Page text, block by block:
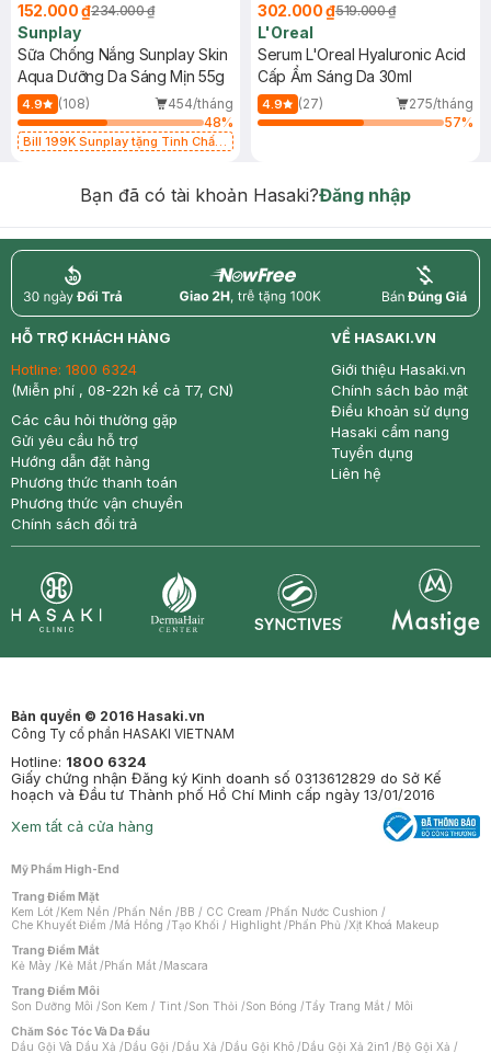
152.000 ₫234.000 ₫
Sunplay
Sữa Chống Nắng Sunplay Skin
Aqua Dưỡng Da Sáng Mịn 55g
4.9 (108)
454/tháng
48%
Bill 199K Sunplay tặng Tinh Chất
302.000 ₫519.000 ₫
L'Oreal
Serum L'Oreal Hyaluronic Acid
Cấp Ẩm Sáng Da 30ml
4.9 (27)
275/tháng
57%
Bạn đã có tài khoản Hasaki?Đăng nhập
return nowfree price
HỖ TRỢ KHÁCH HÀNG
Hotline: 1800 6324
(Miễn phí , 08-22h kể cả T7, CN)
Các câu hỏi thường gặp
Gửi yêu cầu hỗ trợ
Hướng dẫn đặt hàng
Phương thức thanh toán
Phương thức vận chuyển
Chính sách đổi trả
VỀ HASAKI.VN
Giới thiệu Hasaki.vn
Chính sách bảo mật
Điều khoản sử dụng
Hasaki cẩm nang
Tuyển dụng
Liên hệ
Bản quyền © 2016 Hasaki.vn
Công Ty cổ phần HASAKI VIETNAM
Hotline: 1800 6324
Giấy chứng nhận Đăng ký Kinh doanh số 0313612829 do Sở Kế
hoạch và Đầu tư Thành phố Hồ Chí Minh cấp ngày 13/01/2016
Xem tất cả cửa hàng
Mỹ Phẩm High-End
Trang Điểm Mặt
Kem Lót /Kem Nền /Phấn Nền /BB / CC Cream /Phấn Nước Cushion /
Che Khuyết Điểm /Má Hồng /Tạo Khối / Highlight /Phấn Phủ /Xịt Khoá Makeup
Trang Điểm Mắt
Kẻ Mày /Kẻ Mắt /Phấn Mắt /Mascara
Trang Điểm Môi
Son Dưỡng Môi /Son Kem / Tint /Son Thỏi /Son Bóng /Tẩy Trang Mắt / Môi
Chăm Sóc Tóc Và Da Đầu
Dầu Gội Và Dầu Xả /Dầu Gội /Dầu Xả /Dầu Gội Khô /Dầu Gội Xả 2in1 /Bộ Gội Xả /